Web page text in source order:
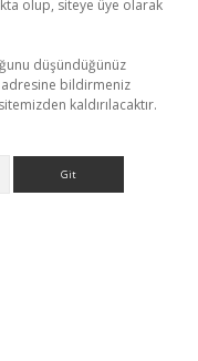
olup, siteye üye olarak
düşündüğünüz
adresine bildirmeniz
kaldırılacaktır.